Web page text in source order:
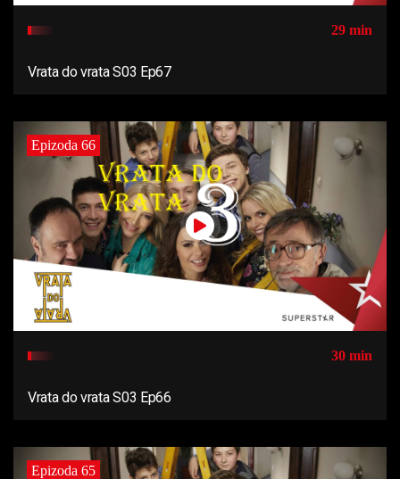
29 min
Vrata do vrata S03 Ep67
Epizoda 66
30 min
Vrata do vrata S03 Ep66
Epizoda 65